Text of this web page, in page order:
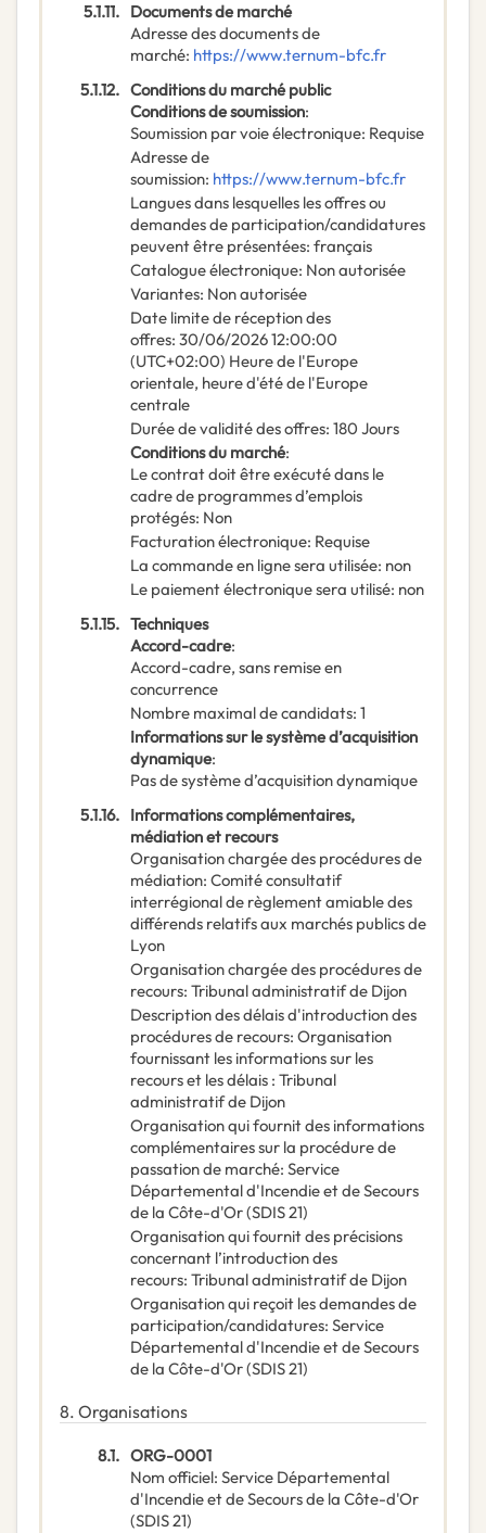
5.1.11. Documents de marché
Adresse des documents de
marché: https://www.ternum-bfc.fr
5.1.12. Conditions du marché public
Conditions de soumission:
Soumission par voie électronique: Requise
Adresse de
soumission: https://www.ternum-bfc.fr
Langues dans lesquelles les offres ou
demandes de participation/candidatures
peuvent être présentées: français
Catalogue électronique: Non autorisée
Variantes: Non autorisée
Date limite de réception des
offres: 30/06/202612:00:00
(UTC+02:00) Heure de l'Europe
orientale, heure d'été de l'Europe
centrale
Durée de validité des offres: 180 Jours
Conditions du marché:
Le contrat doit être exécuté dans le
cadre de programmes d’emplois
protégés: Non
Facturation électronique: Requise
La commande en ligne sera utilisée: non
Le paiement électronique sera utilisé: non
5.1.15. Techniques
Accord-cadre:
Accord-cadre, sans remise en
concurrence
Nombre maximal de candidats: 1
Informations sur le système d’acquisition
dynamique:
Pas de système d’acquisition dynamique
5.1.16. Informations complémentaires,
médiation et recours
Organisation chargée des procédures de
médiation: Comité consultatif
interrégional de règlement amiable des
différends relatifs aux marchés publics de
Lyon
Organisation chargée des procédures de
recours: Tribunal administratif de Dijon
Description des délais d'introduction des
procédures de recours: Organisation
fournissant les informations sur les
recours et les délais : Tribunal
administratif de Dijon
Organisation qui fournit des informations
complémentaires sur la procédure de
passation de marché: Service
Départemental d'Incendie et de Secours
de la Côte-d'Or (SDIS 21)
Organisation qui fournit des précisions
concernant l’introduction des
recours: Tribunal administratif de Dijon
Organisation qui reçoit les demandes de
participation/candidatures: Service
Départemental d'Incendie et de Secours
de la Côte-d'Or (SDIS 21)
8. Organisations
8.1. ORG-0001
Nom officiel: Service Départemental
d'Incendie et de Secours de la Côte-d'Or
(SDIS 21)